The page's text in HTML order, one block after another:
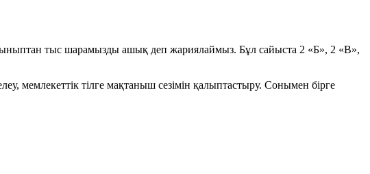
тыс шарамызды ашық деп жариялаймыз. Бұл сайыста 2 «Б», 2 «В»,
мемлекеттік тілге мақтаныш сезімін қалыптастыру. Сонымен бірге